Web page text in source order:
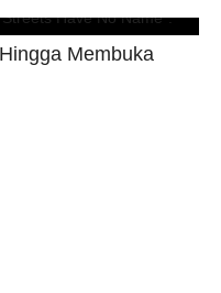
Membuka